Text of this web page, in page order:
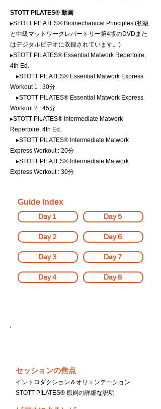
STOTT PILATES® 動画
▸STOTT PILATES® Biomechanical Principles (初級
と中級マットワークレパートリー第4版のDVDまた
はデジタルビデオに収録されています。)
▸STOTT PILATES® Essential Matwork Repertoire,
4th Ed.
▸STOTT PILATES® Essential Matwork Express
Workout 1 : 30分
▸STOTT PILATES® Essential Matwork Express
Workout 2 : 45分
▸STOTT PILATES® Intermediate Matwork
Repertoire, 4th Ed.
▸STOTT PILATES® Intermediate Matwork
Express Workout : 20分
▸STOTT PILATES® Intermediate Matwork
Express Workout : 30分
Guide Index
Day１ Day５
Day２ Day６
Day３ Day７
Day４ Day８
セッションの焦点
イントロダクション＆オリエンテーション
STOTT PILATES® 原則の詳細な説明